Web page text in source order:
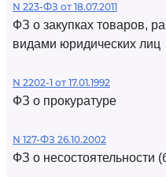
N 223-ФЗ от 18.07.2011
ФЗ о закупках товаров,
видами юридических лиц
N 2202-1 от 17.01.1992
ФЗ о прокуратуре
N 127-ФЗ 26.10.2002
ФЗ о несостоятельности